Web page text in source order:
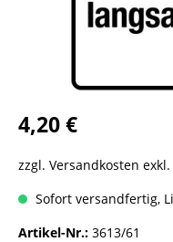
4,20 €
zzgl. Versandkosten
Sofort versandfertig,
Artikel-Nr.: 3613/61